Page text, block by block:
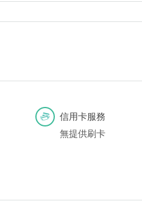
信用卡服務
無提供刷卡